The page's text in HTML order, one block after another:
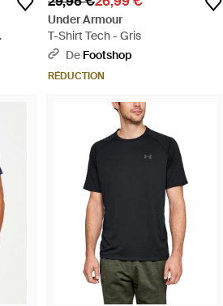
Under Armour
T-Shirt Tech - Gris
De Footshop
RÉDUCTION